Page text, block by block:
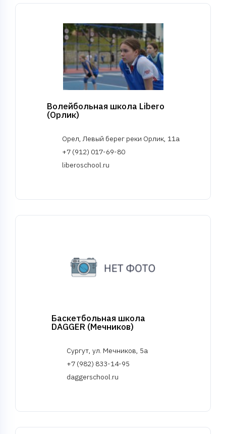
Волейбольная школа Libero
(Орлик)
Орел, Левый берег реки Орлик, 11а
+7 (912) 017-69-80
liberoschool.ru
Баскетбольная школа
DAGGER (Мечников)
Сургут, ул. Мечников, 5а
+7 (982) 833-14-95
daggerschool.ru